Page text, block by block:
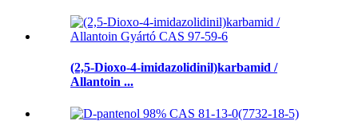
(2,5-Dioxo-4-imidazolidinil)karbamid /
Allantoin ...